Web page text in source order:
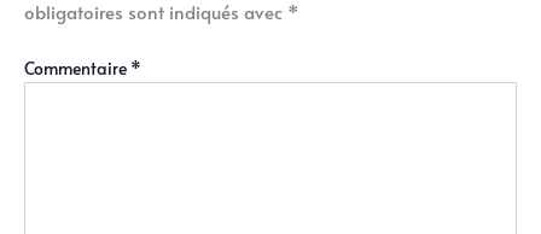
obligatoires sont indiqués avec *
Commentaire *